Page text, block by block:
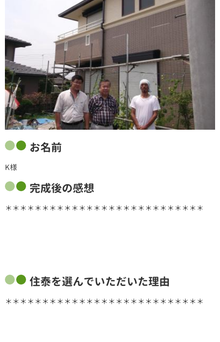
お名前
K様
完成後の感想
＊＊＊＊＊＊＊＊＊＊＊＊＊＊＊＊＊＊＊＊＊＊＊＊＊＊＊
住泰を選んでいただいた理由
＊＊＊＊＊＊＊＊＊＊＊＊＊＊＊＊＊＊＊＊＊＊＊＊＊＊＊